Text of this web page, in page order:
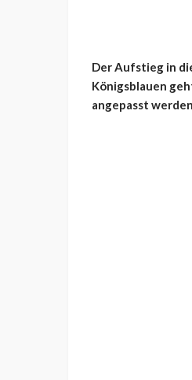
Der Aufstieg in
Königsblauen
angepasst